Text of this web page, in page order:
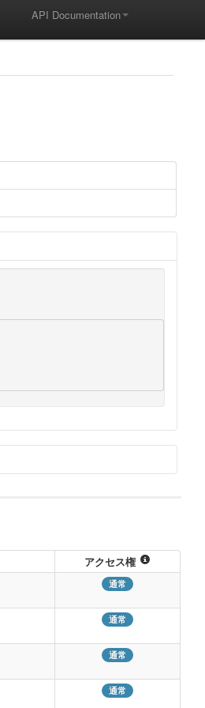
API Documentation
アクセス権
通常
通常
通常
通常